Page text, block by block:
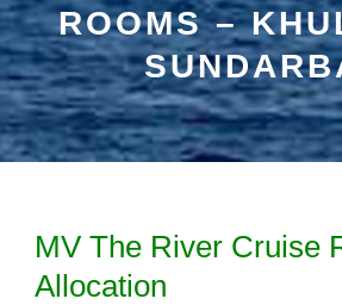
ROOMS –
MV The River Cruise
Allocation